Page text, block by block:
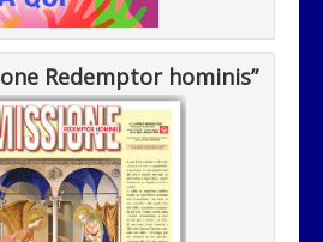
Redemptor hominis”